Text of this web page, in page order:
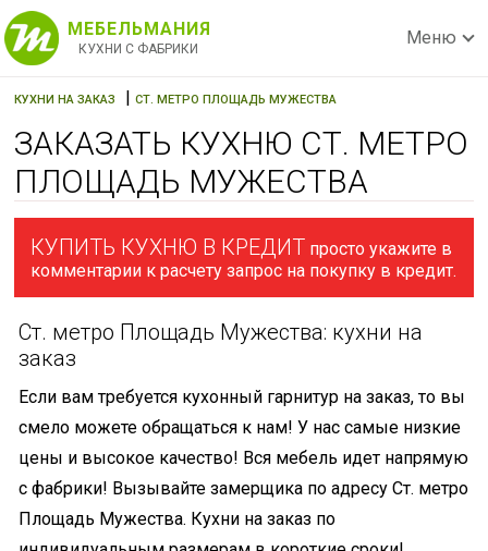
МЕБЕЛЬМАНИЯ
КУХНИ С ФАБРИКИ
Меню
КУХНИ НА ЗАКАЗ |СТ. МЕТРО ПЛОЩАДЬ МУЖЕСТВА
ЗАКАЗАТЬ КУХНЮ СТ. МЕТРО
ПЛОЩАДЬ МУЖЕСТВА
КУПИТЬ КУХНЮ В КРЕДИТ просто укажите в
комментарии к расчету запрос на покупку в кредит.
Ст. метро Площадь Мужества: кухни на
заказ
Если вам требуется кухонный гарнитур на заказ, то вы
смело можете обращаться к нам! У нас самые низкие
цены и высокое качество! Вся мебель идет напрямую
с фабрики! Вызывайте замерщика по адресу Ст. метро
Площадь Мужества. Кухни на заказ по